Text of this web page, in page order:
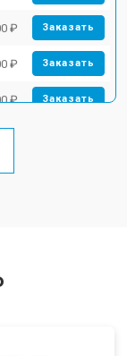
₽ Заказать
₽ Заказать
₽ Заказать
₽